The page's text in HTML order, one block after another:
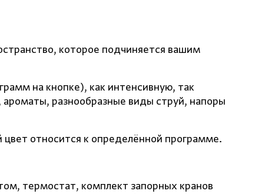
которое подчиняется вашим
на кнопке), как интенсивную, так
разнообразные виды струй, напоры
относится к определённой программе.
термостат, комплект запорных кранов